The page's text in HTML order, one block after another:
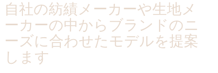
自社の紡績メーカーや生地メ
ーカーの中からブランドのニ
ーズに合わせたモデルを提案
します